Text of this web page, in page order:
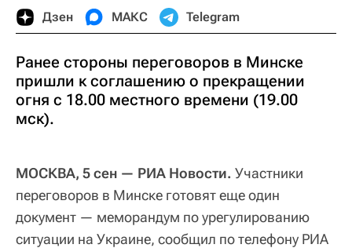
Дзен МАКС Telegram
Ранее стороны переговоров в Минске
пришли к соглашению о прекращении
огня с 18.00 местного времени (19.00
мск).
МОСКВА, 5 сен — РИА Новости. Участники
переговоров в Минске готовят еще один
документ — меморандум по урегулированию
ситуации на Украине, сообщил по телефону РИА